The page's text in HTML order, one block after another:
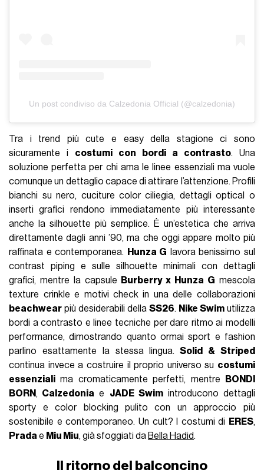
Un post condiviso da Calzedonia Official (@calzedonia)
Tra i trend più cute e easy della stagione ci sono
sicuramente i costumi con bordi a contrasto. Una
soluzione perfetta per chi ama le linee essenziali ma vuole
comunque un dettaglio capace di attirare l’attenzione. Profili
bianchi su nero, cuciture color ciliegia, dettagli optical o
inserti grafici rendono immediatamente più interessante
anche la silhouette più semplice. È un’estetica che arriva
direttamente dagli anni ’90, ma che oggi appare molto più
raffinata e contemporanea.
Hunza G lavora benissimo sul
contrast piping e sulle silhouette minimali con dettagli
grafici, mentre la capsule Burberry x Hunza G mescola
texture crinkle e motivi check in una delle collaborazioni
beachwear più desiderabili della SS26. Nike Swim utilizza
bordi a contrasto e linee tecniche per dare ritmo ai modelli
performance, dimostrando quanto ormai sport e fashion
parlino esattamente la stessa lingua. Solid & Striped
continua invece a costruire il proprio universo su costumi
essenziali ma cromaticamente perfetti, mentre
BONDI
BORN , Calzedonia e JADE Swimintroducono dettagli
sporty e color blocking pulito con un approccio più
sostenibile e contemporaneo. Un cult? I costumi di
ERES,
Prada e Miu Miu, già sfoggiati da Bella Hadid.
Il ritorno del balconcino